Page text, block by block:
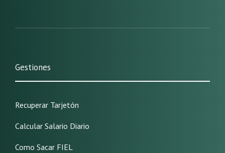
Gestiones
Recuperar Tarjetón
Calcular Salario Diario
Como Sacar FIEL